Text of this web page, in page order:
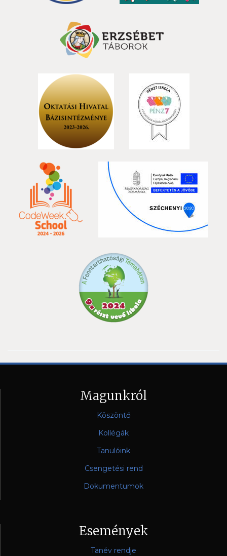
Magunkról
Köszöntő
Kollégák
Tanulóink
Csengetési rend
Dokumentumok
Események
Tanév rendje